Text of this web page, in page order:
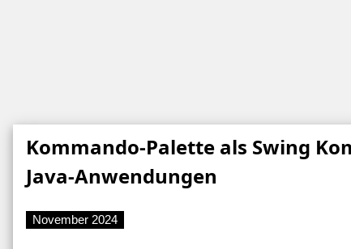
Kommando-Palette als Swing
Java-Anwendungen
November 2024